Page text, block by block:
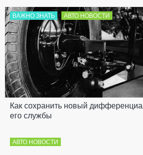
ВАЖНО ЗНАТЬ АВТО НОВОСТИ
Как сохранить новый
его службы
АВТО НОВОСТИ